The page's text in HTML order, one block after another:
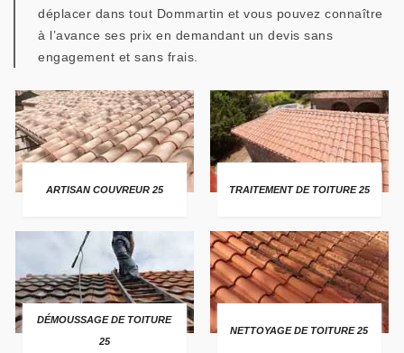
déplacer dans tout Dommartin et vous pouvez connaître
à l’avance ses prix en demandant un devis sans
engagement et sans frais.
ARTISAN COUVREUR 25 TRAITEMENT DE TOITURE 25
DÉMOUSSAGE DE TOITURE
25
NETTOYAGE DE TOITURE 25